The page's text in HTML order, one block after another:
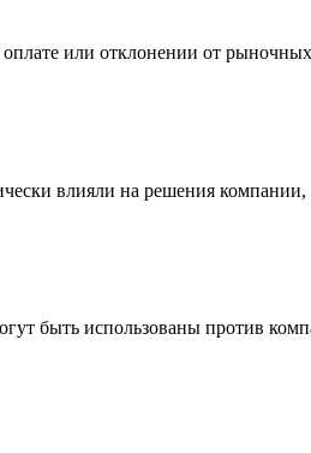
или отклонении от
влияли на решения
быть использованы против